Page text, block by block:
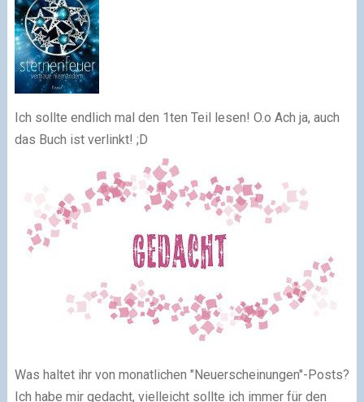
Ich sollte endlich mal den 1ten Teil lesen! O.o Ach ja, auch
das Buch ist verlinkt! ;D
Was haltet ihr von monatlichen "Neuerscheinungen"-Posts?
Ich habe mir gedacht, vielleicht sollte ich immer für den